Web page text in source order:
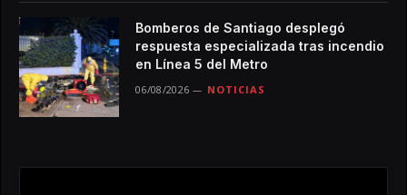
Bomberos de Santiago desplegó
respuesta especializada tras incendio
en Línea 5 del Metro
06/08/2026 NOTICIAS